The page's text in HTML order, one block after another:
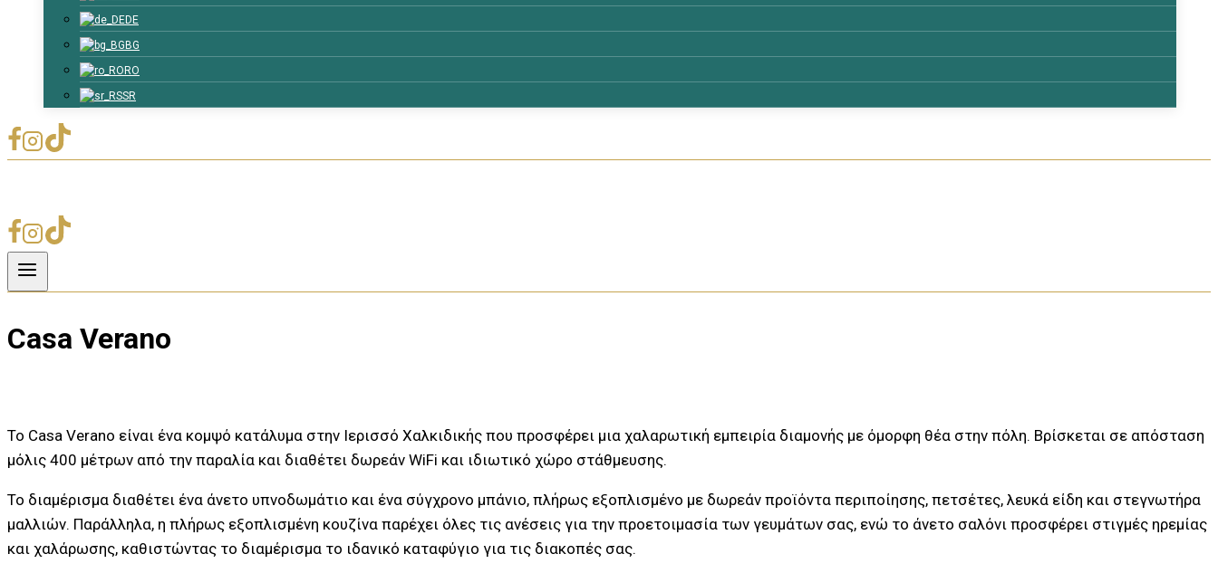
DE
BG
RO
SR
Casa Verano
Το Casa Verano είναι ένα κομψό κατάλυμα στην Ιερισσό Χαλκιδικής που προσφέρει μια χαλαρωτική εμπειρία διαμονής με όμορφη θέα στην πόλη. Βρίσκεται σε απόσταση
μόλις 400 μέτρων από την παραλία και διαθέτει δωρεάν WiFi και ιδιωτικό χώρο στάθμευσης.
Το διαμέρισμα διαθέτει ένα άνετο υπνοδωμάτιο και ένα σύγχρονο μπάνιο, πλήρως εξοπλισμένο με δωρεάν προϊόντα περιποίησης, πετσέτες, λευκά είδη και στεγνωτήρα
μαλλιών. Παράλληλα, η πλήρως εξοπλισμένη κουζίνα παρέχει όλες τις ανέσεις για την προετοιμασία των γευμάτων σας, ενώ το άνετο σαλόνι προσφέρει στιγμές ηρεμίας
και χαλάρωσης, καθιστώντας το διαμέρισμα το ιδανικό καταφύγιο για τις διακοπές σας.